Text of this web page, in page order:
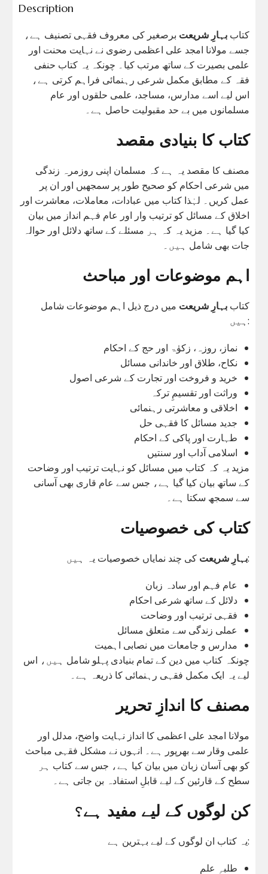
Description
کتاببہارِ شریعت برصغیر کی معروف فقہی تصنیف ہے،
جسے مولانا امجد علی اعظمی رضوی نے نہایت محنت اور
علمی بصیرت کے ساتھ مرتب کیا۔ چونکہ یہ کتاب حنفی
فقہ کے مطابق مکمل شرعی رہنمائی فراہم کرتی ہے،
اس لیے اسے مدارس، مساجد، علمی حلقوں اور عام
مسلمانوں میں بے حد مقبولیت حاصل ہے۔
کتاب کا بنیادی مقصد
مصنف کا مقصد یہ ہے کہ مسلمان اپنی روزمرہ زندگی
میں شرعی احکام کو صحیح طور پر سمجھیں اور ان پر
عمل کریں۔ لہٰذا کتاب میں عبادات، معاملات، معاشرت اور
اخلاق کے مسائل کو ترتیب وار اور عام فہم انداز میں بیان
کیا گیا ہے۔ مزید یہ کہ ہر مسئلے کے ساتھ دلائل اور حوالہ
جات بھی شامل ہیں۔
اہم موضوعات اور مباحث
کتاببہارِ شریعت میں درج ذیل اہم موضوعات شامل
ہیں:
نماز، روزہ، زکوٰۃ اور حج کے احکام
نکاح، طلاق اور خاندانی مسائل
خرید و فروخت اور تجارت کے شرعی اصول
وراثت اور تقسیمِ ترکہ
اخلاقی و معاشرتی رہنمائی
جدید مسائل کا فقہی حل
طہارت اور پاکی کے احکام
اسلامی آداب اور سنتیں
مزید یہ کہ کتاب میں مسائل کو نہایت ترتیب اور وضاحت
کے ساتھ بیان کیا گیا ہے، جس سے عام قاری بھی آسانی
سے سمجھ سکتا ہے۔
کتاب کی خصوصیات
بہارِ شریعتکی چند نمایاں خصوصیات یہ ہیں:
عام فہم اور سادہ زبان
دلائل کے ساتھ شرعی احکام
فقہی ترتیب اور وضاحت
عملی زندگی سے متعلق مسائل
مدارس و جامعات میں نصابی اہمیت
چونکہ کتاب میں دین کے تمام بنیادی پہلو شامل ہیں، اس
لیے یہ ایک مکمل فقہی رہنمائی کا ذریعہ ہے۔
مصنف کا اندازِ تحریر
مولانا امجد علی اعظمی کا انداز نہایت واضح، مدلل اور
علمی وقار سے بھرپور ہے۔ انہوں نے مشکل فقہی مباحث
کو بھی آسان زبان میں بیان کیا ہے، جس سے کتاب ہر
سطح کے قارئین کے لیے قابلِ استفادہ بن جاتی ہے۔
کن لوگوں کے لیے مفید ہے؟
یہ کتاب ان لوگوں کے لیے بہترین ہے:
طلبہِ علم